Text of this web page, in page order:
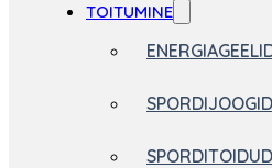
TOITUMINE
SPORDIJOOGID
SPORDITOIDUD